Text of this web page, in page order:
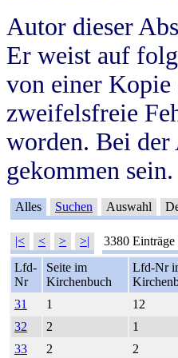
Autor dieser
Er weist auf
von einer Kopie
zweifelsfreie
worden. Bei der
gekommen
Alles Suchen Auswahl
|< < > >| 3380 Einträge
Lfd-
Nr
Seite im
Kirchenbuch
Lfd-Nr
31
1 12
32
2 1
33
2 2